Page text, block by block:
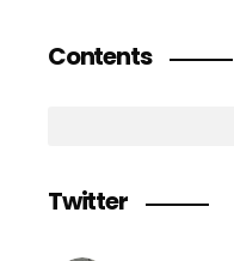
Contents
Twitter